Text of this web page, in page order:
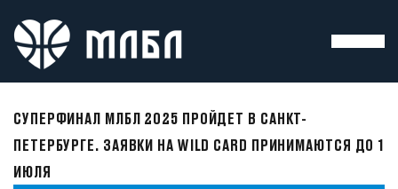
СУПЕРФИНАЛ МЛБЛ 2025 ПРОЙДЕТ В САНКТ-
ПЕТЕРБУРГЕ. ЗАЯВКИ НА WILD CARD ПРИНИМАЮТСЯ ДО 1
ИЮЛЯ